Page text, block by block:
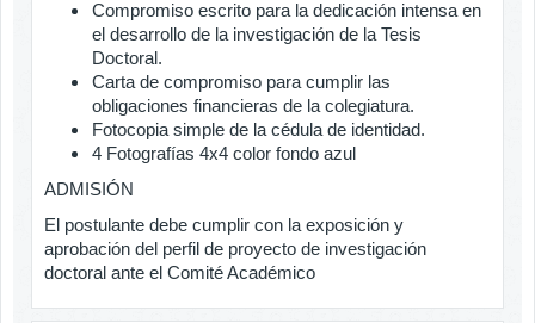
Compromiso escrito para la dedicación intensa en
el desarrollo de la investigación de la Tesis
Doctoral.
Carta de compromiso para cumplir las
obligaciones financieras de la colegiatura.
Fotocopia simple de la cédula de identidad.
4 Fotografías 4x4 color fondo azul
ADMISIÓN
El postulante debe cumplir con la exposición y
aprobación del perfil de proyecto de investigación
doctoral ante el Comité Académico